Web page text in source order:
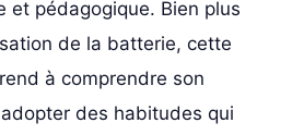
et pédagogique. Bien plus
de la batterie, cette
à comprendre son
des habitudes qui